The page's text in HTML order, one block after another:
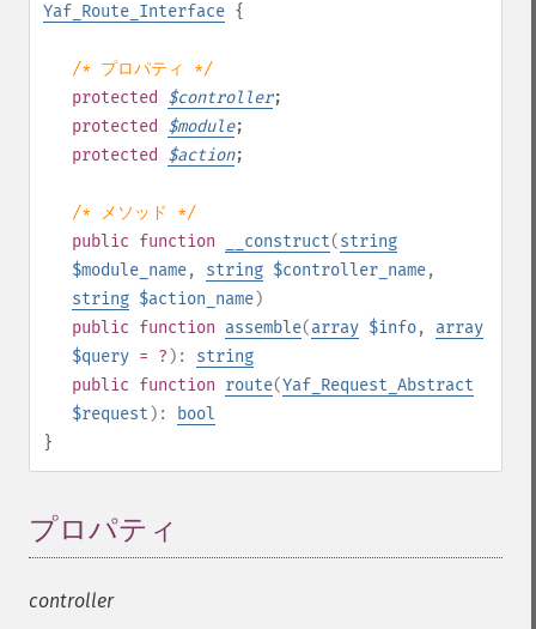
Yaf_Route_Interface {
/* プロパティ */
protected
$controller;
protected
$module;
protected
$action;
/* メソッド */
public function __construct(string
$module_name, string $controller_name,
string $action_name)
public function assemble(array $info, array
$query = ? ): string
public function route(Yaf_Request_Abstract
$request ):
bool
}
プロパティ
controller